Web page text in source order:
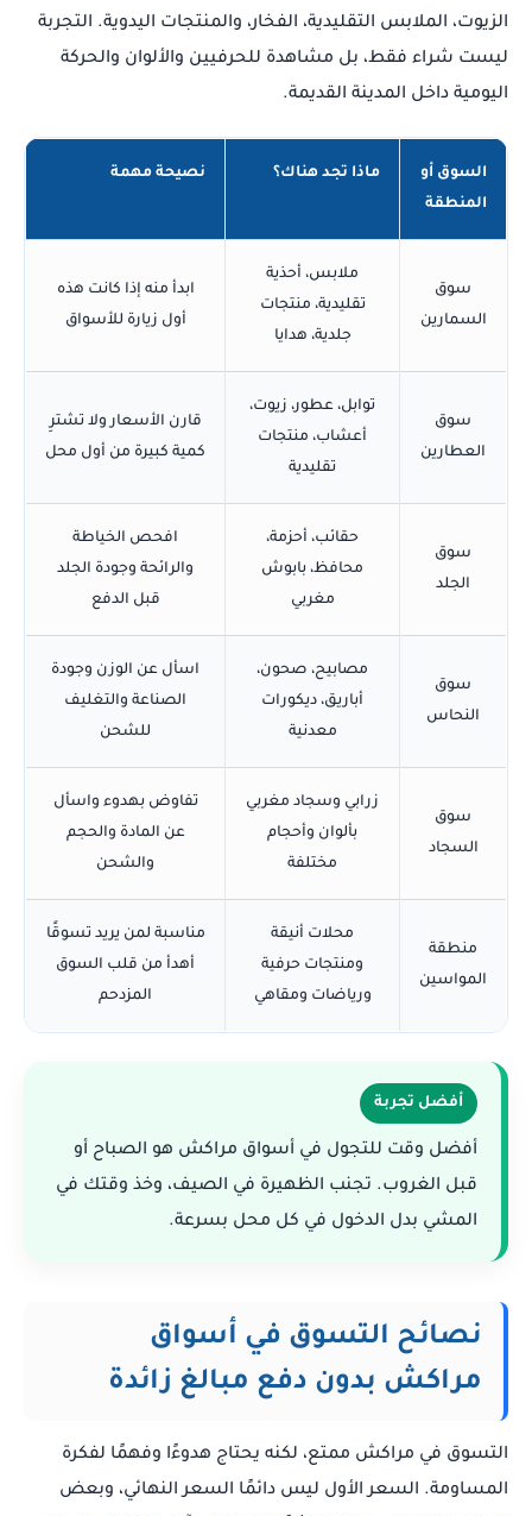
الزيوت، الملابس التقليدية، الفخار، والمنتجات اليدوية. التجربة
ليست شراء فقط، بل مشاهدة للحرفيين والألوان والحركة
اليومية داخل المدينة القديمة.
السوق أو
المنطقة
ماذا تجد هناك؟ نصيحة مهمة
سوق
السمارين
ملابس، أحذية
تقليدية، منتجات
جلدية، هدايا
ابدأ منه إذا كانت هذه
أول زيارة للأسواق
سوق
العطارين
توابل، عطور، زيوت،
أعشاب، منتجات
تقليدية
قارن الأسعار ولا تشترِ
كمية كبيرة من أول محل
سوق
الجلد
حقائب، أحزمة،
محافظ، بابوش
مغربي
افحص الخياطة
والرائحة وجودة الجلد
قبل الدفع
سوق
النحاس
مصابيح، صحون،
أباريق، ديكورات
معدنية
اسأل عن الوزن وجودة
الصناعة والتغليف
للشحن
سوق
السجاد
زرابي وسجاد مغربي
بألوان وأحجام
مختلفة
تفاوض بهدوء واسأل
عن المادة والحجم
والشحن
منطقة
المواسين
محلات أنيقة
ومنتجات حرفية
ورياضات ومقاهي
مناسبة لمن يريد تسوقًا
أهدأ من قلب السوق
المزدحم
أفضل تجربة
أفضل وقت للتجول في أسواق مراكش هو الصباح أو
قبل الغروب. تجنب الظهيرة في الصيف، وخذ وقتك في
المشي بدل الدخول في كل محل بسرعة.
نصائح التسوق في أسواق
مراكش بدون دفع مبالغ زائدة
التسوق في مراكش ممتع، لكنه يحتاج هدوءًا وفهمًا لفكرة
المساومة. السعر الأول ليس دائمًا السعر النهائي، وبعض